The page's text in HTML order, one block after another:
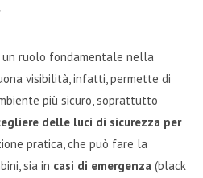
un ruolo fondamentale nella
visibilità, infatti, permette di
più sicuro, soprattutto
delle luci di sicurezza per
pratica, che può fare la
sia in casi di emergenza (black